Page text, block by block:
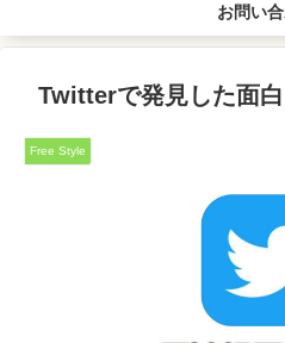
お問い
Twitterで発見した面白
Free Style